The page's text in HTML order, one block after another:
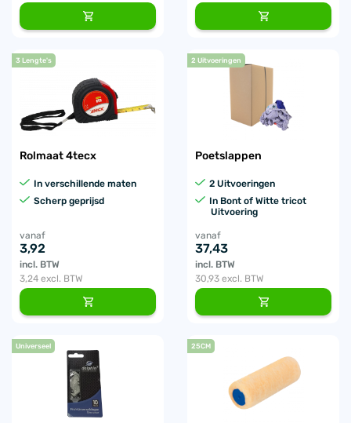
3 Lengte's
Rolmaat 4tecx
In verschillende maten
Scherp geprijsd
vanaf
3,92
incl. BTW
3,24 excl. BTW
2 Uitvoeringen
Poetslappen
2 Uitvoeringen
In Bont of Witte tricot
Uitvoering
vanaf
37,43
incl. BTW
30,93 excl. BTW
Universeel 25CM